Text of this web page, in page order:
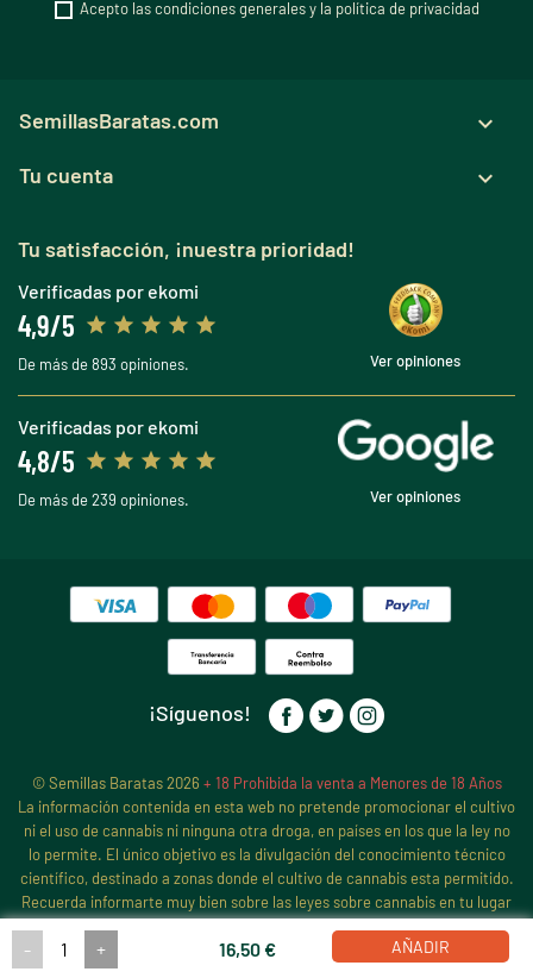
- + 16,50 € AÑADIR
Acepto las condiciones generales y la política de privacidad
SemillasBaratas.com 
Tu cuenta 
Tu satisfacción, ¡nuestra prioridad!
Verificadas por ekomi
4,9/5
De más de 893 opiniones. Ver opiniones
Verificadas por ekomi
4,8/5
De más de 239 opiniones. Ver opiniones
¡Síguenos!
© Semillas Baratas 2026 + 18 Prohibida la venta a Menores de 18 Años
La información contenida en esta web no pretende promocionar el cultivo
ni el uso de cannabis ni ninguna otra droga, en países en los que la ley no
lo permite. El único objetivo es la divulgación del conocimiento técnico
científico, destinado a zonas donde el cultivo de cannabis esta permitido.
Recuerda informarte muy bien sobre las leyes sobre cannabis en tu lugar
de residencia, antes de iniciar ningún cultivo de cannabis, pues sigue
estando prohibido en muchos países y estados.